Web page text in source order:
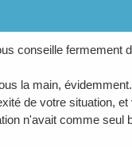
conseille fermement
la main,
de votre situation,
n'avait comme seul